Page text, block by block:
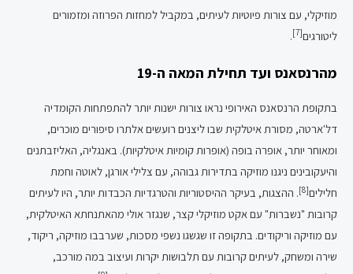
מוזיקלי, עם צורות פיוטיות לעיתים, במקביל למחזות הפרוזה ומזמורים
ליטורגים[7]
.
מהרנסאנס ועד תחילת המאה ה-19
בתקופת הרנסאנס האירופי נראו צורות ישנות יותר להתפתחות הקומדיה
דל'ארטה, מסורת איטלקית שבו ליצנים רועשים אלתרו סיפורים מוכרים,
ומאוחר יותר, אופרה בופה (אופרות קומיות איטלקיות). באנגליה, האליזבתנים
והיעקובינים ניגנו מוזיקה בתדירות גבוהה, עם צלילי אורגן, לאוטה וחמת
חלילים[8]
. ההצגות, בעיקר ההיסטוריות והטרגדיות הכבדות יותר, היו לעיתים
קרובות "נשברות" עם אקט מוזיקלי קצר, שנגזר אולי מהאתנחתא האיטלקית,
עם מוזיקה וריקודים. בתקופה זו שגשגו נשפי מסכות, שערבבו מוזיקה, ריקוד,
שירה ומשחק, לעיתים קרובות עם תלבושות יקרות ועיצוב במה מורכב,